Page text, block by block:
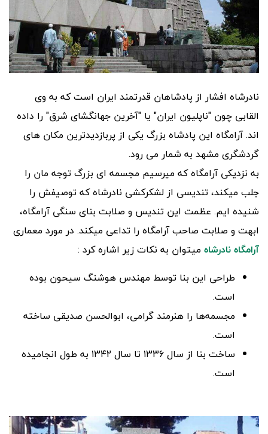
نادرشاه افشار از پادشاهان قدرتمند ایران است که به وی
القابی چون "ناپلیون ایران" یا "آخرین جهانگشای شرق" را داده
اند. آرامگاه این پادشاه بزرگ یکی از پربازدیدترین مکان های
گردشگری مشهد به شمار می رود.
به نزدیکی آرامگاه که میرسیم مجسمه ای بزرگ توجه مان را
جلب میکند، تندیسی از لشکرکشی نادرشاه که توصیفش را
شنیده ایم. عظمت این تندیس و صلابت بنای سنگی آرامگاه،
ابهت و صلابت صاحب آرامگاه را تداعی میکند. در مورد معماری
آرامگاه نادرشاه میتوان به نکات زیر اشاره کرد :
طراحی این بنا توسط مهندس هوشنگ سیحون بوده
است.
مجسمه‌ها را هنرمند گرامی، ابوالحسن صدیقی ساخته
است.
ساخت بنا از سال ۱۳۳۶ تا سال ۱۳۴۲ به طول انجامیده
است.